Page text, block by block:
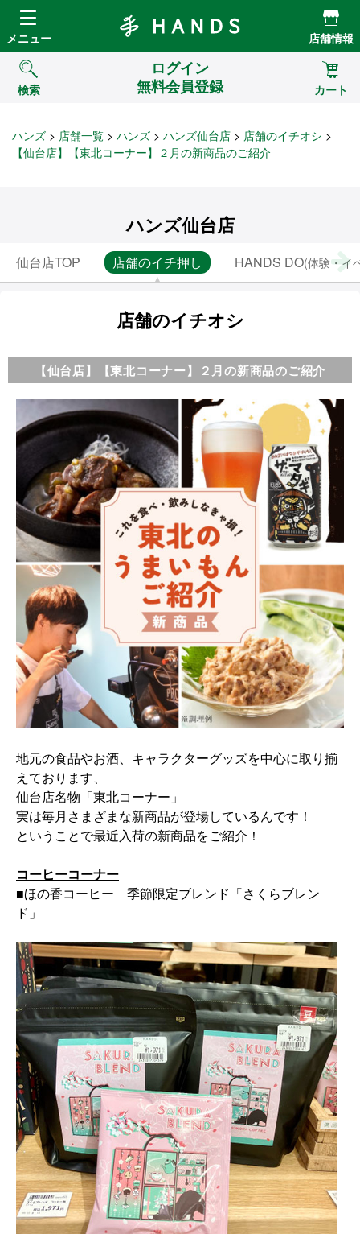
Hands ハンズ
メニュー 店舗情報
検索
ログイン
無料会員登録
カート
ハンズ 店舗一覧 ハンズ ハンズ仙台店
店舗のイチオシ
【仙台店】【東北コーナー】２月の新商品のご紹介
ハンズ仙台店
仙台店TOP 店舗のイチ押し HANDS DO(体験・イ
店舗のイチオシ
【仙台店】【東北コーナー】２月の新商品のご紹介
地元の食品やお酒、 キャラクターグッズを中心に取り揃
えております、
仙台店名物「東北コーナー」
実は毎月さまざまな新商品が登場しているんです！
ということで最近入荷の新商品をご紹介！
コーヒーコーナー
■ほの香コーヒー 季節限定ブレンド「さくらブレン
ド」